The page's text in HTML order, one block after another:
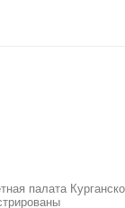
палата